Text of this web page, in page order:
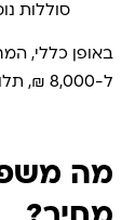
סוללות
ל-8,000 ₪, תלוי במאפיינים המכשיר.
מה